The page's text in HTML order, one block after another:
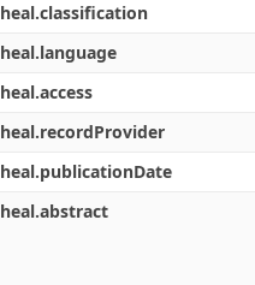
heal.classification
heal.language
heal.access
heal.recordProvider
heal.publicationDate
heal.abstract